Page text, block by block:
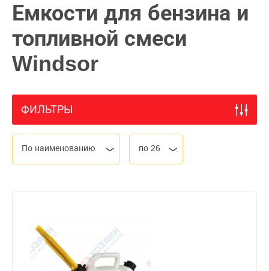
Емкости для бензина и
топливной смеси
Windsor
ФИЛЬТРЫ
По наименованию по 26